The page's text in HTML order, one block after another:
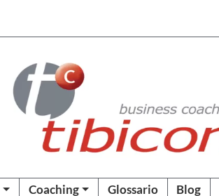
Coaching Glossario Blog